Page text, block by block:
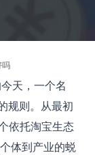
吗
天，一个名
规则。从最初
依托淘宝生态
体到产业的蜕